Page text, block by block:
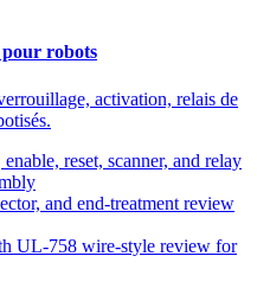
pour robots
activation, relais de
reset, scanner, and relay
and end-treatment review
UL-758 wire-style review for